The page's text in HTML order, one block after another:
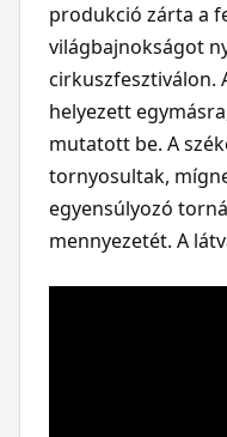
produkció zárta a
világbajnokságot
cirkuszfesztiválon.
helyezett
mutatott be. A
tornyosultak,
egyensúlyozó
mennyezetét. A